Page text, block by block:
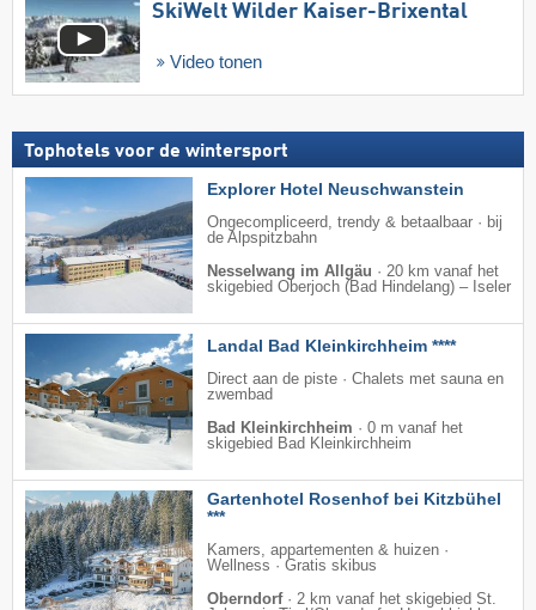
SkiWelt Wilder Kaiser-Brixental
Video tonen
Tophotels voor de wintersport
Explorer Hotel Neuschwanstein
Ongecompliceerd, trendy & betaalbaar · bij
de Alpspitzbahn
Nesselwang im Allgäu · 20 km vanaf het
skigebied Oberjoch (Bad Hindelang) – Iseler
Landal Bad Kleinkirchheim ****
Direct aan de piste · Chalets met sauna en
zwembad
Bad Kleinkirchheim · 0 m vanaf het
skigebied Bad Kleinkirchheim
Gartenhotel Rosenhof bei Kitzbühel
***
Kamers, appartementen & huizen ·
Wellness · Gratis skibus
Oberndorf · 2 km vanaf het skigebied St.